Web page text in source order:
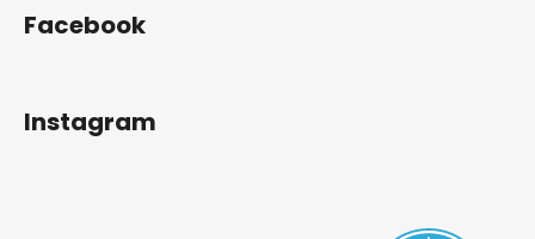
Facebook
Instagram